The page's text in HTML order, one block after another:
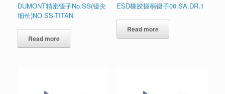
DUMONT精密镊子No.SS(镊尖
细长)NO.SS-TITAN
Read more
ESD橡胶握柄镊子00.SA.DR.1
Read more